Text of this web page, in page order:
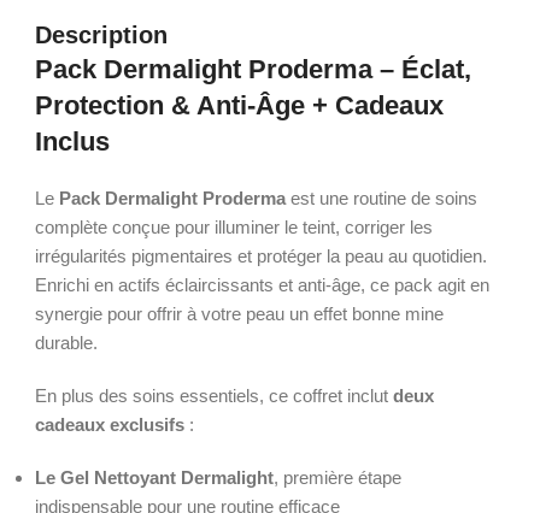
Description
Pack Dermalight Proderma – Éclat,
Protection & Anti-Âge + Cadeaux
Inclus
Le Pack Dermalight Proderma est une routine de soins
complète conçue pour illuminer le teint, corriger les
irrégularités pigmentaires et protéger la peau au quotidien.
Enrichi en actifs éclaircissants et anti-âge, ce pack agit en
synergie pour offrir à votre peau un effet bonne mine
durable.
En plus des soins essentiels, ce coffret inclutdeux
cadeaux exclusifs :
Le Gel Nettoyant Dermalight, première étape
indispensable pour une routine efficace